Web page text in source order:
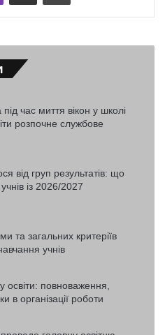
час миття вікон у школі
розпочне службове
від груп результатів: що
із 2026/2027
та загальних критеріїв
учнів
освіти: повноваження,
в організації роботи